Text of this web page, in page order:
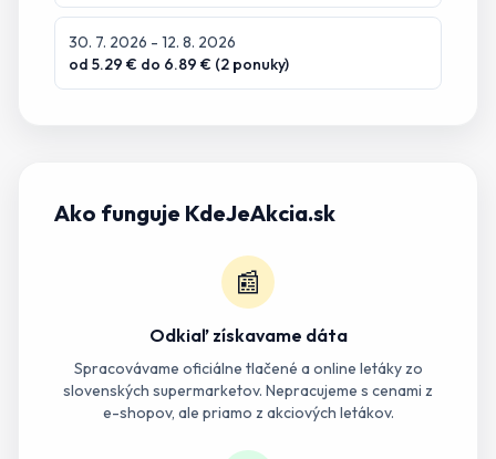
30. 7. 2026 - 12. 8. 2026
od 5.29 € do 6.89 € (2 ponuky)
Ako funguje KdeJeAkcia.sk
📰
Odkiaľ získavame dáta
Spracovávame oficiálne tlačené a online letáky zo
slovenských supermarketov. Nepracujeme s cenami z
e-shopov, ale priamo z akciových letákov.